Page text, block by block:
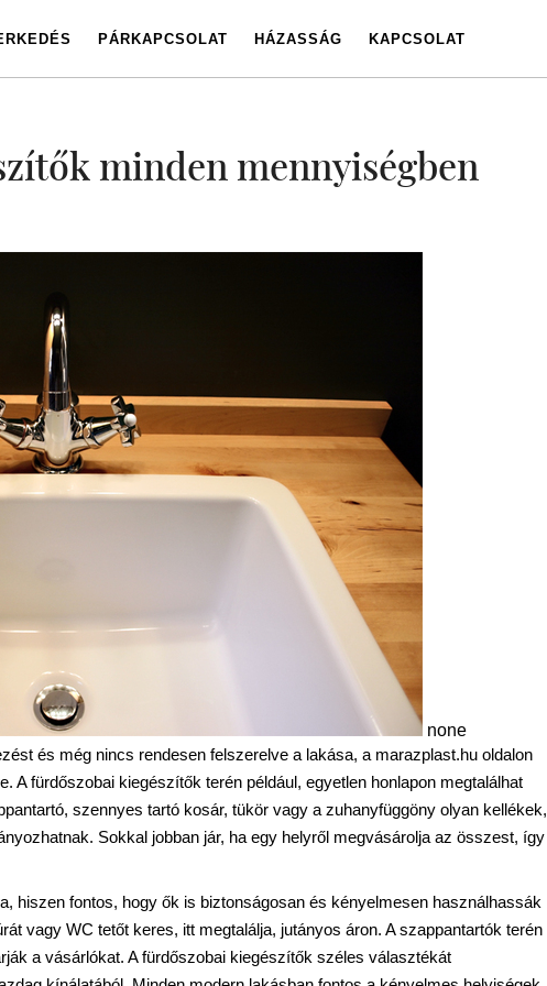
PÁRKAPCSOLAT HÁZASSÁG KAPCSOLAT
minden mennyiségben
none
és még nincs rendesen felszerelve a lakása, a marazplast.hu oldalon
A fürdőszobai kiegészítők terén például, egyetlen honlapon megtalálhat
szennyes tartó kosár, tükör vagy a zuhanyfüggöny olyan kellékek,
Sokkal jobban jár, ha egy helyről megvásárolja az összest, így
hiszen fontos, hogy ők is biztonságosan és kényelmesen használhassák
vagy WC tetőt keres, itt megtalálja, jutányos áron. A szappantartók terén
a vásárlókat. A fürdőszobai kiegészítők széles választékát